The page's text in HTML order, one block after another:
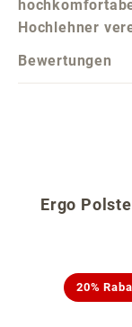
Hochlehner
Bewertungen
Ergo
20%